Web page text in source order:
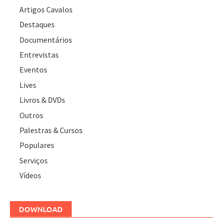
Artigos Cavalos
Destaques
Documentários
Entrevistas
Eventos
Lives
Livros & DVDs
Outros
Palestras & Cursos
Populares
Serviços
Vídeos
DOWNLOAD